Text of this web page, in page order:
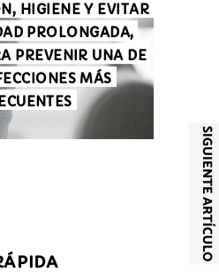
SIGUIENTE ARTÍCULO
HIGIENE Y EVITAR
PROLONGADA,
PREVENIR UNA DE
MÁS